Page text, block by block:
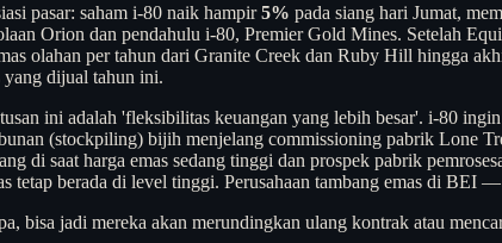
pasar: saham i-80 naik hampir5% pada siang hari Jumat,
Orion dan pendahulu i-80, Premier Gold Mines. Setelah
olahan per tahun dari Granite Creek dan Ruby Hill hingga
yang dijual tahun ini.
ini adalah 'fleksibilitas keuangan yang lebih besar'. i-80
(stockpiling) bijih menjelang commissioning pabrik Lone
di saat harga emas sedang tinggi dan prospek pabrik
tetap berada di level tinggi. Perusahaan tambang emas di
bisa jadi mereka akan merundingkan ulang kontrak atau